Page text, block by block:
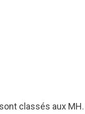
classés aux